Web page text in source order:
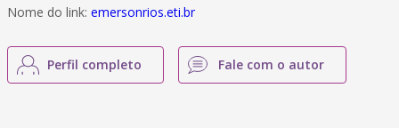
Nome do link: emersonrios.eti.br
Perfil completo Fale com o autor